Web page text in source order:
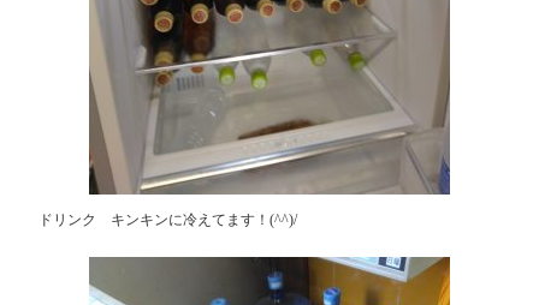
ドリンク キンキンに冷えてます！(^^)/